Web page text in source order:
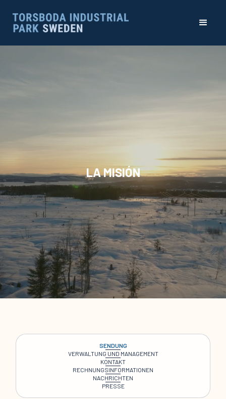
LA MISIÓN
SENDUNG
VERWALTUNG UND MANAGEMENT
KONTAKT
RECHNUNGSINFORMATIONEN
NACHRICHTEN
PRESSE